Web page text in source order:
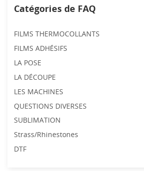
Catégories de FAQ
FILMS THERMOCOLLANTS
FILMS ADHÉSIFS
LA POSE
LA DÉCOUPE
LES MACHINES
QUESTIONS DIVERSES
SUBLIMATION
Strass/Rhinestones
DTF